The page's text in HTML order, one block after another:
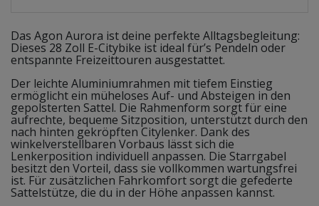
Das Agon Aurora ist deine perfekte Alltagsbegleitung:
Dieses 28 Zoll E-Citybike ist ideal für’s Pendeln oder
entspannte Freizeittouren ausgestattet.
Der leichte Aluminiumrahmen mit tiefem Einstieg
ermöglicht ein müheloses Auf- und Absteigen in den
gepolsterten Sattel. Die Rahmenform sorgt für eine
aufrechte, bequeme Sitzposition, unterstützt durch den
nach hinten gekröpften Citylenker. Dank des
winkelverstellbaren Vorbaus lässt sich die
Lenkerposition individuell anpassen. Die Starrgabel
besitzt den Vorteil, dass sie vollkommen wartungsfrei
ist. Für zusätzlichen Fahrkomfort sorgt die gefederte
Sattelstütze, die du in der Höhe anpassen kannst.